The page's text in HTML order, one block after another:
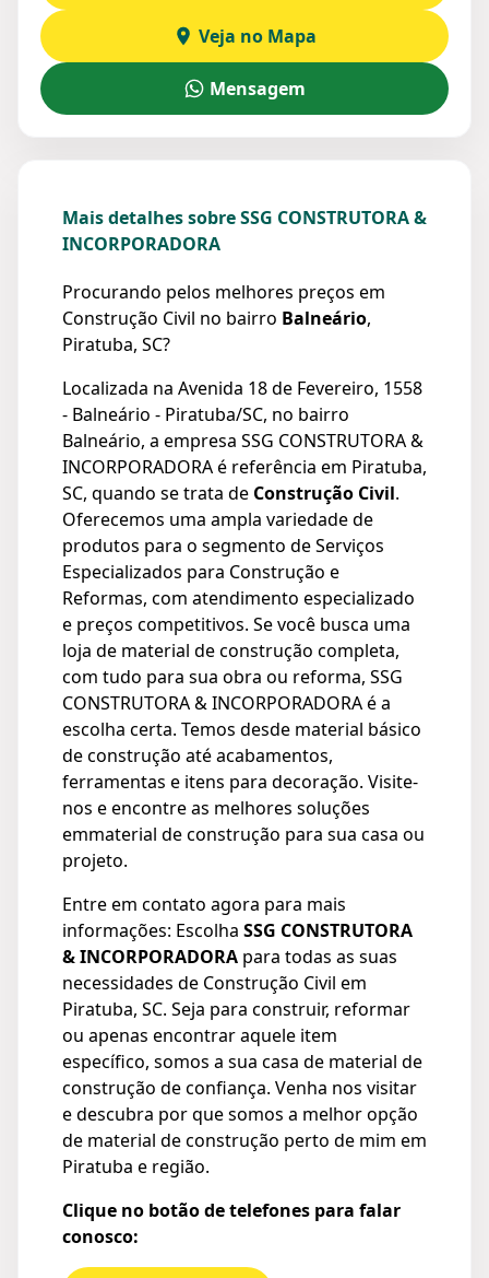
Veja no Mapa
Mensagem
Mais detalhes sobre SSG CONSTRUTORA &
INCORPORADORA
Procurando pelos melhores preços em
Construção Civil no bairro Balneário,
Piratuba, SC?
Localizada na Avenida 18 de Fevereiro, 1558
- Balneário - Piratuba/SC, no bairro
Balneário, a empresa SSG CONSTRUTORA &
INCORPORADORA é referência em Piratuba,
SC, quando se trata de Construção Civil.
Oferecemos uma ampla variedade de
produtos para o segmento de Serviços
Especializados para Construção e
Reformas, com atendimento especializado
e preços competitivos. Se você busca uma
loja de material de construção completa,
com tudo para sua obra ou reforma, SSG
CONSTRUTORA & INCORPORADORA é a
escolha certa. Temos desde material básico
de construção até acabamentos,
ferramentas e itens para decoração. Visite-
nos e encontre as melhores soluções
emmaterial de construção para sua casa ou
projeto.
Entre em contato agora para mais
informações: Escolha SSG CONSTRUTORA
& INCORPORADORA para todas as suas
necessidades de Construção Civil em
Piratuba, SC. Seja para construir, reformar
ou apenas encontrar aquele item
específico, somos a sua casa de material de
construção de confiança. Venha nos visitar
e descubra por que somos a melhor opção
de material de construção perto de mim em
Piratuba e região.
Clique no botão de telefones para falar
conosco: